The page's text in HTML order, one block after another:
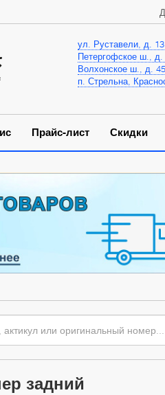
ул. Руставели, д. 13
Петергофское ш.,
Волхонское ш., д. 45
п. Стрельна,
Прайс-лист Скидки
задний